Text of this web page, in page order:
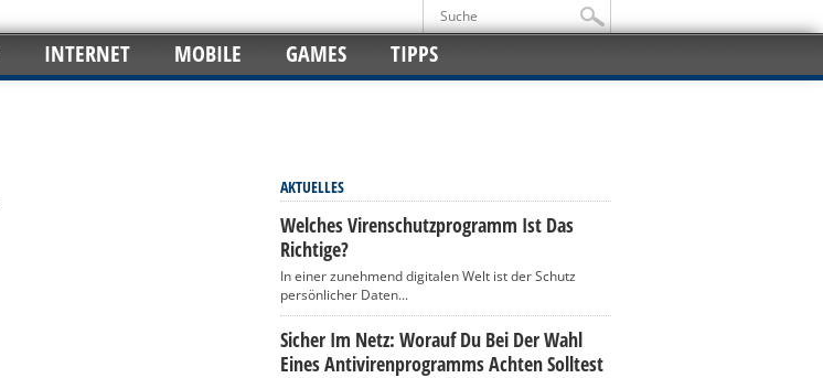
INTERNET MOBILE GAMES TIPPS
AKTUELLES
Welches Virenschutzprogramm Ist Das
Richtige?
In einer zunehmend digitalen Welt ist der Schutz
persönlicher Daten...
Sicher Im Netz: Worauf Du Bei Der Wahl
Eines Antivirenprogramms Achten Solltest